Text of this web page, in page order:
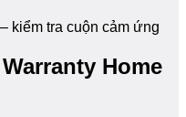
kiểm tra cuộn cảm ứng
Home